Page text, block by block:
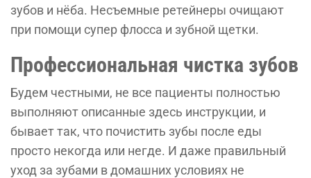
зубов и нёба. Несъемные ретейнеры очищают
при помощи супер флосса и зубной щетки.
Профессиональная чистка зубов
Будем честными, не все пациенты полностью
выполняют описанные здесь инструкции, и
бывает так, что почистить зубы после еды
просто некогда или негде. И даже правильный
уход за зубами в домашних условиях не